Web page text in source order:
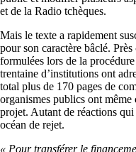
et de la Radio tchèques.
Mais le texte a rapidement
pour son caractère bâclé.
formulées lors de la
trentaine d’institutions ont
total plus de 170 pages de
organismes publics ont
projet. Autant de réactions
océan de rejet.
« Pour transférer le